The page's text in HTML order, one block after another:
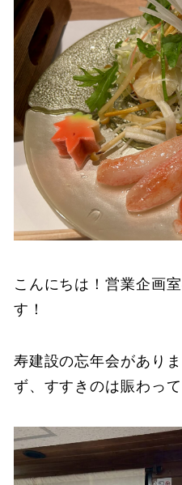
こんにちは！営業企画
す！
寿建設の忘年会があり
ず、すすきのは賑わって